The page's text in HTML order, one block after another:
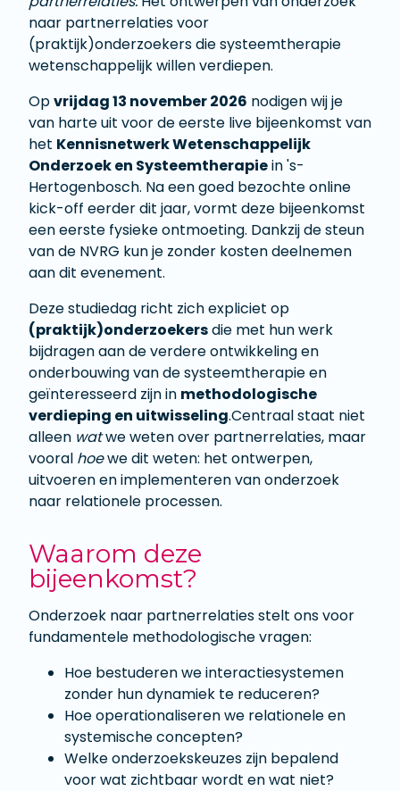
naar partnerrelaties voor
(praktijk)onderzoekers die systeemtherapie
wetenschappelijk willen verdiepen.
Opvrijdag 13 november 2026 nodigen wij je
van harte uit voor de eerste live bijeenkomst van
het Kennisnetwerk Wetenschappelijk
Onderzoek en Systeemtherapiein 's-
Hertogenbosch. Na een goed bezochte online
kick-off eerder dit jaar, vormt deze bijeenkomst
een eerste fysieke ontmoeting. Dankzij de steun
van de NVRG kun je zonder kosten deelnemen
aan dit evenement.
Deze studiedag richt zich expliciet op
(praktijk)onderzoekersdie met hun werk
bijdragen aan de verdere ontwikkeling en
onderbouwing van de systeemtherapie en
geïnteresseerd zijn in methodologische
verdieping en uitwisseling.Centraal staat niet
alleen watwe weten over partnerrelaties, maar
vooral hoewe dit weten: het ontwerpen,
uitvoeren en implementeren van onderzoek
naar relationele processen.
Waarom deze
bijeenkomst?
Onderzoek naar partnerrelaties stelt ons voor
fundamentele methodologische vragen:
Hoe bestuderen we interactiesystemen
zonder hun dynamiek te reduceren?
Hoe operationaliseren we relationele en
systemische concepten?
Welke onderzoekskeuzes zijn bepalend
voor wat zichtbaar wordt en wat niet?